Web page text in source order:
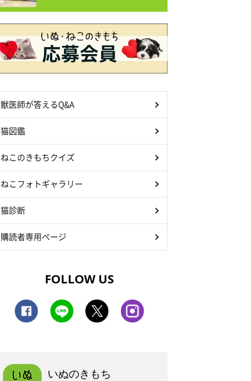
獣医師が答えるQ&A
猫図鑑
ねこのきもちクイズ
ねこフォトギャラリー
猫診断
購読者専用ページ
FOLLOW US
いぬのきもち